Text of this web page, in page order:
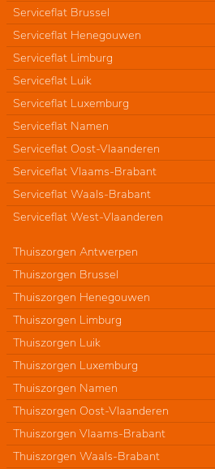
Serviceflat Brussel
Serviceflat Henegouwen
Serviceflat Limburg
Serviceflat Luik
Serviceflat Luxemburg
Serviceflat Namen
Serviceflat Oost-Vlaanderen
Serviceflat Vlaams-Brabant
Serviceflat Waals-Brabant
Serviceflat West-Vlaanderen
Thuiszorgen Antwerpen
Thuiszorgen Brussel
Thuiszorgen Henegouwen
Thuiszorgen Limburg
Thuiszorgen Luik
Thuiszorgen Luxemburg
Thuiszorgen Namen
Thuiszorgen Oost-Vlaanderen
Thuiszorgen Vlaams-Brabant
Thuiszorgen Waals-Brabant